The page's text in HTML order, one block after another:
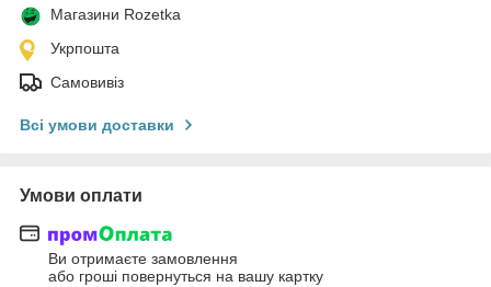
Магазини Rozetka
Укрпошта
Самовивіз
Всі умови доставки
Умови оплати
Ви отримаєте замовлення
або гроші повернуться на вашу картку